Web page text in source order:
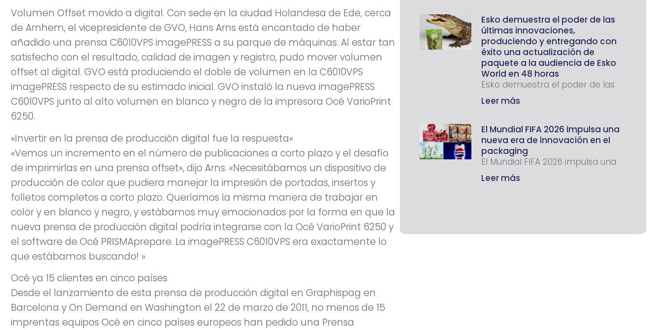
Volumen Offset movido a digital. Con sede en la ciudad Holandesa de Ede, cerca
de Arnhem, el vicepresidente de GVO, Hans Arns está encantado de haber
añadido una prensa C6010VPS imagePRESS a su parque de máquinas. Al estar tan
satisfecho con el resultado, calidad de imagen y registro, pudo mover volumen
offset al digital. GVO está produciendo el doble de volumen en la C6010VPS
imagePRESS respecto de su estimado inicial. GVO instaló la nueva imagePRESS
C6010VPS junto al alto volumen en blanco y negro de la impresora Océ VarioPrint
6250.
«Invertir en la prensa de producción digital fue la respuesta»
«Vemos un incremento en el número de publicaciones a corto plazo y el desafío
de imprimirlas en una prensa offset», dijo Arns. «Necesitábamos un dispositivo de
producción de color que pudiera manejar la impresión de portadas, insertos y
folletos completos a corto plazo. Queríamos la misma manera de trabajar en
color y en blanco y negro, y estábamos muy emocionados por la forma en que la
nueva prensa de producción digital podría integrarse con la Océ VarioPrint 6250 y
el software de Océ PRISMAprepare. La imagePRESS C6010VPS era exactamente lo
que estábamos buscando! »
Océ ya 15 clientes en cinco países
Desde el lanzamiento de esta prensa de producción digital en Graphispag en
Barcelona y On Demand en Washington el 22 de marzo de 2011, no menos de 15
imprentas equipos Océ en cinco países europeos han pedido una Prensa
Esko demuestra el poder de las
últimas innovaciones,
produciendo y entregando con
éxito una actualización de
paquete a la audiencia de Esko
World en 48 horas
Esko demuestra el poder de las
Leer más
El Mundial FIFA 2026 impulsa una
nueva era de innovación en el
packaging
El Mundial FIFA 2026 impulsa una
Leer más